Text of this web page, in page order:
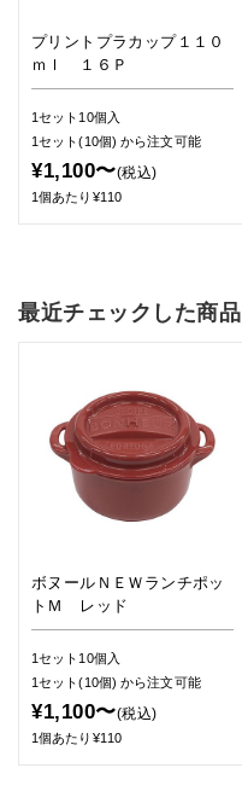
プリントプラカップ１１０
ｍｌ １６Ｐ
1セット10個入
1セット(10個)から注文可能
¥1,100〜(税込)
1個あたり¥110
最近チェックした商品
ボヌールＮＥＷランチポッ
トＭ レッド
1セット10個入
1セット(10個)から注文可能
¥1,100〜(税込)
1個あたり¥110